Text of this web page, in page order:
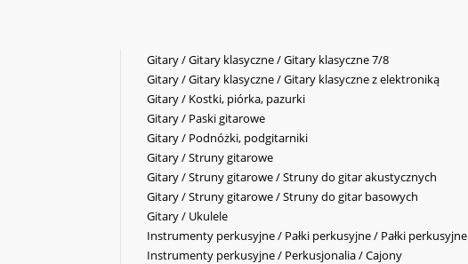
Gitary / Gitary klasyczne / Gitary klasyczne 7/8
Gitary / Gitary klasyczne / Gitary klasyczne z elektroniką
Gitary / Kostki, piórka, pazurki
Gitary / Paski gitarowe
Gitary / Podnóżki, podgitarniki
Gitary / Struny gitarowe
Gitary / Struny gitarowe / Struny do gitar akustycznych
Gitary / Struny gitarowe / Struny do gitar basowych
Gitary / Ukulele
Instrumenty perkusyjne / Pałki perkusyjne / Pałki perkusyjne
Instrumenty perkusyjne / Perkusjonalia / Cajony